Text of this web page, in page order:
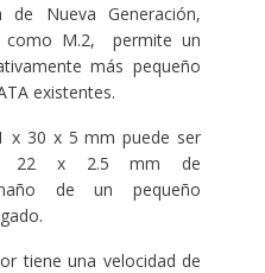
Nueva Generación,
como M.2, permite un
más pequeño
existentes.
x 30 x 5 mm puede ser
22 x 2.5 mm de
de un pequeño
tiene una velocidad de